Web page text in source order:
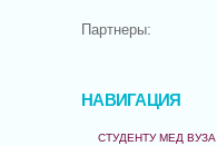
Партнеры:
НАВИГАЦИЯ
СТУДЕНТУ МЕД ВУЗА